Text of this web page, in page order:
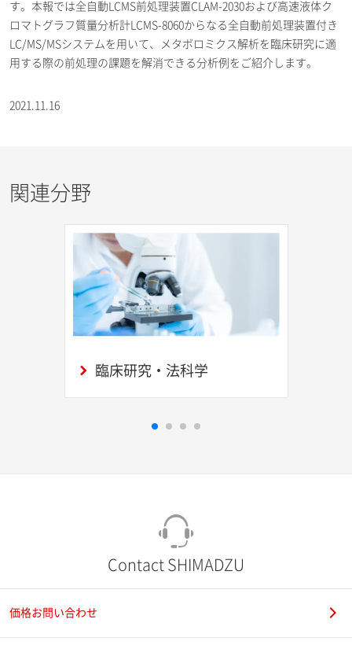
す。本報では全自動LCMS前処理装置CLAM-2030および高速液体ク
ロマトグラフ質量分析計LCMS-8060からなる全自動前処理装置付き
LC/MS/MSシステムを用いて、メタボロミクス解析を臨床研究に適
用する際の前処理の課題を解消できる分析例をご紹介します。
2021.11.16
関連分野
臨床研究・法科学
Contact SHIMADZU
価格お問い合わせ